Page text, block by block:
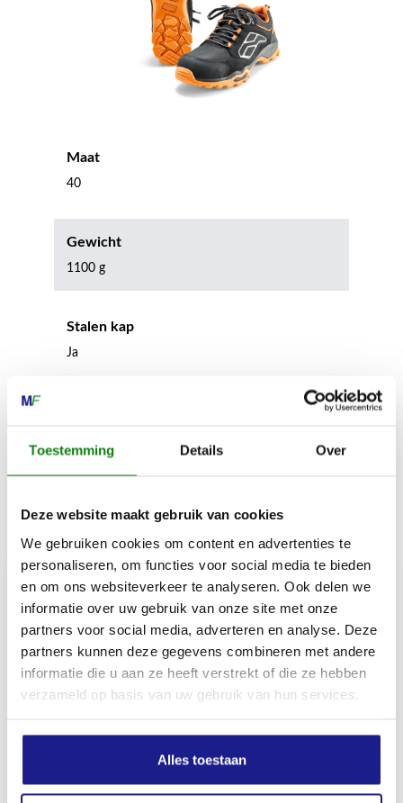
Toestemming Details Over
Deze website maakt gebruik van cookies
We gebruiken cookies om content en advertenties te
personaliseren, om functies voor social media te bieden
en om ons websiteverkeer te analyseren. Ook delen we
informatie over uw gebruik van onze site met onze
partners voor social media, adverteren en analyse. Deze
partners kunnen deze gegevens combineren met andere
informatie die u aan ze heeft verstrekt of die ze hebben
verzameld op basis van uw gebruik van hun services.
Alles toestaan
Maat
40
Gewicht
1100 g
Stalen kap
Ja
Inhoud door
MECHANISATIE FRANEKER
Kiehoek 26
8801 RD Franeker
0517-396800
info@mechanisatiefraneker.nl
Bij storing:06-83139573